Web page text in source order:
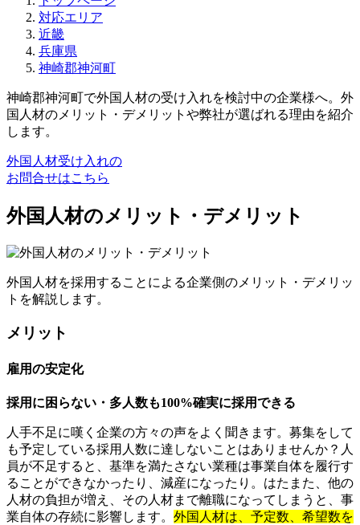
対応エリア
近畿
兵庫県
神崎郡神河町
神崎郡神河町で外国人材の受け入れを検討中の企業様へ。外
国人材のメリット・デメリットや弊社が選ばれる理由を紹介
します。
外国人材受け入れの
お問合せはこちら
外国人材のメリット・デメリット
外国人材を採用することによる企業側のメリット・デメリッ
トを解説します。
メリット
雇用の安定化
採用に困らない・多人数も100%確実に採用できる
人手不足に嘆く企業の方々の声をよく聞きます。募集をして
も予定している採用人数に達しないことはありませんか？人
員が不足すると、基準を満たさない業種は事業自体を履行す
ることができなかったり、減産になったり。はたまた、他の
人材の負担が増え、その人材まで離職になってしまうと、事
業自体の存続に影響します。 外国人材は、予定数、希望数を